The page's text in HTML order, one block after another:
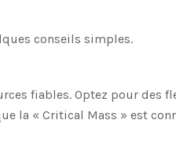
conseils simples.
fiables. Optez pour
la « Critical Mass » est